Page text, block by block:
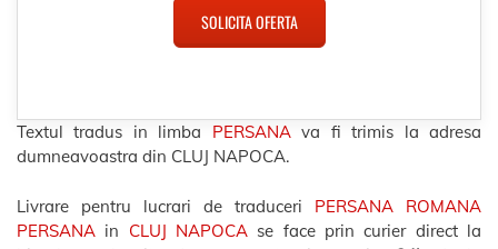
SOLICITA OFERTA
Textul tradus in limba PERSANAva fi trimis la adresa
dumneavoastra din CLUJ NAPOCA.
Livrare pentru lucrari de traduceri PERSANA ROMANA
PERSANA in CLUJ NAPOCA se face prin curier direct la